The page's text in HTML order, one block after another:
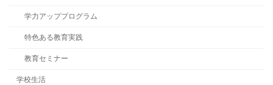
学力アッププログラム
特色ある教育実践
教育セミナー
学校生活